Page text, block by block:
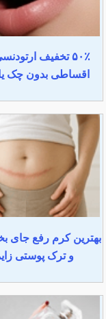
۵۰٪ تخفیف
اقساطی بدون چک
بهترین کرم رفع جای
و ترک پوستی